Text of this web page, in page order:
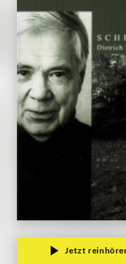
Grammophon
Jetzt